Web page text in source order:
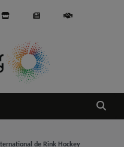
Ouvrir
de Rink Hockey